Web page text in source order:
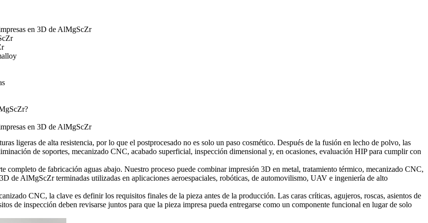
en 3D de AlMgScZr
en 3D de AlMgScZr
ligeras de alta resistencia, por lo que el postprocesado no es solo un paso cosmético. Después de la fusión en lecho de polvo, las
de soportes, mecanizado CNC, acabado superficial, inspección dimensional y, en ocasiones, evaluación HIP para cumplir con
completo de fabricación aguas abajo. Nuestro proceso puede combinar impresión 3D en metal, tratamiento térmico, mecanizado CNC,
de AlMgScZr terminadas utilizadas en aplicaciones aeroespaciales, robóticas, de automovilismo, UAV e ingeniería de alto
CNC, la clave es definir los requisitos finales de la pieza antes de la producción. Las caras críticas, agujeros, roscas, asientos de
de inspección deben revisarse juntos para que la pieza impresa pueda entregarse como un componente funcional en lugar de solo